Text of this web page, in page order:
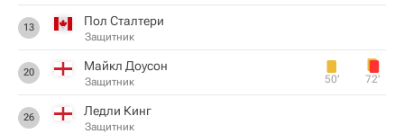
13 Пол Сталтери
Защитник
20 Майкл Доусон
Защитник 50‎’‎ 72‎’‎
26 Ледли Кинг
Защитник